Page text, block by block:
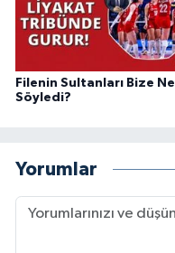
Filenin Sultanları Bize Ne
Söyledi?
Yorumlar